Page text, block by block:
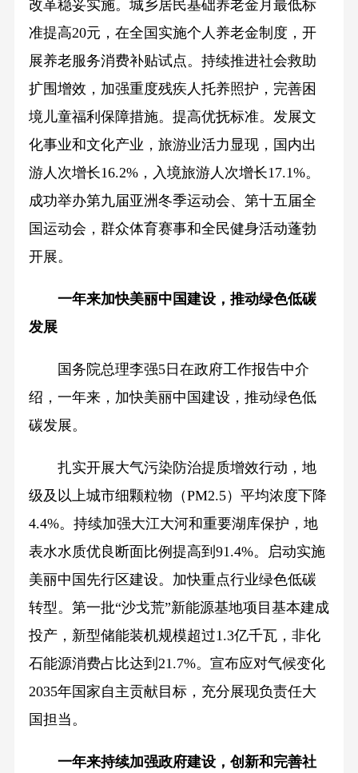
改革稳妥实施。城乡居民基础养老金月最低标
准提高20元，在全国实施个人养老金制度，开
展养老服务消费补贴试点。持续推进社会救助
扩围增效，加强重度残疾人托养照护，完善困
境儿童福利保障措施。提高优抚标准。发展文
化事业和文化产业，旅游业活力显现，国内出
游人次增长16.2%，入境旅游人次增长17.1%。
成功举办第九届亚洲冬季运动会、第十五届全
国运动会，群众体育赛事和全民健身活动蓬勃
开展。
一年来加快美丽中国建设，推动绿色低碳
发展
国务院总理李强5日在政府工作报告中介
绍，一年来，加快美丽中国建设，推动绿色低
碳发展。
扎实开展大气污染防治提质增效行动，地
级及以上城市细颗粒物（PM2.5）平均浓度下降
4.4%。持续加强大江大河和重要湖库保护，地
表水水质优良断面比例提高到91.4%。启动实施
美丽中国先行区建设。加快重点行业绿色低碳
转型。第一批“沙戈荒”新能源基地项目基本建成
投产，新型储能装机规模超过1.3亿千瓦，非化
石能源消费占比达到21.7%。宣布应对气候变化
2035年国家自主贡献目标，充分展现负责任大
国担当。
一年来持续加强政府建设，创新和完善社